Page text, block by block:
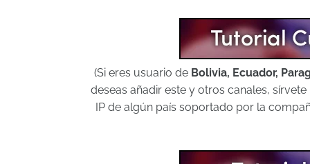
(Si eres usuario de Bolivia, Ecuador,
deseas añadir este y otros canales,
IP de algún país soportado por la